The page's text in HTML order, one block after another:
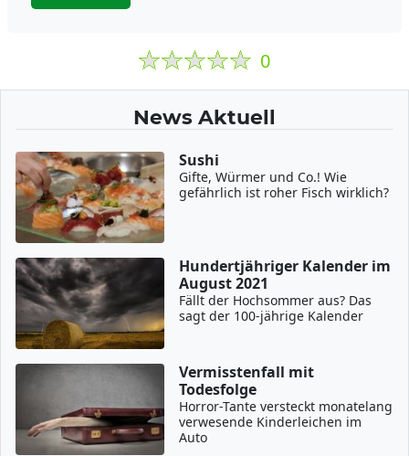
0
News Aktuell
Sushi
Gifte, Würmer und Co.! Wie
gefährlich ist roher Fisch wirklich?
Hundertjähriger Kalender im
August 2021
Fällt der Hochsommer aus? Das
sagt der 100-jährige Kalender
Vermisstenfall mit
Todesfolge
Horror-Tante versteckt monatelang
verwesende Kinderleichen im
Auto